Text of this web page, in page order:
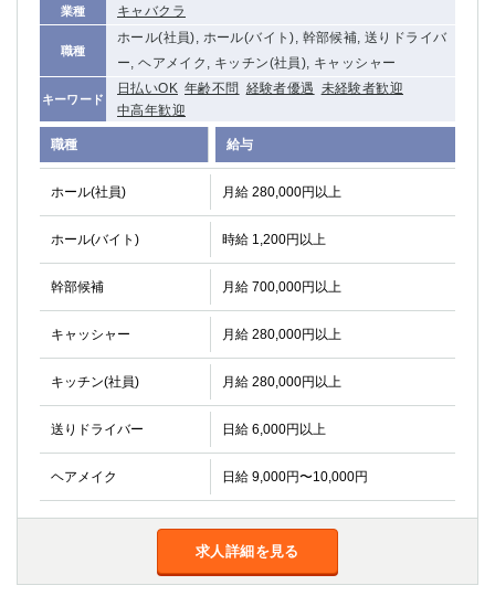
業種 キャバクラ
職種
ホール(社員), ホール(バイト), 幹部候補, 送りドライバ
ー, ヘアメイク, キッチン(社員), キャッシャー
キーワード
日払いOK 年齢不問 経験者優遇 未経験者歓迎
中高年歓迎
職種 給与
ホール(社員) 月給 280,000円以上
ホール(バイト) 時給 1,200円以上
幹部候補 月給 700,000円以上
キャッシャー 月給 280,000円以上
キッチン(社員) 月給 280,000円以上
送りドライバー 日給 6,000円以上
ヘアメイク 日給 9,000円〜10,000円
求人詳細を見る
土浦 ひたち野うしく
群馬県
高崎
0 選択した内容で設定